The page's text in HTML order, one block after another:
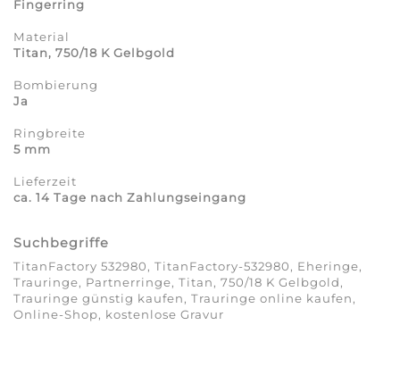
Fingerring
Material
Titan, 750/18 K Gelbgold
Bombierung
Ja
Ringbreite
5 mm
Lieferzeit
ca. 14 Tage nach Zahlungseingang
Suchbegriffe
TitanFactory 532980, TitanFactory-532980, Eheringe,
Trauringe, Partnerringe, Titan, 750/18 K Gelbgold,
Trauringe günstig kaufen, Trauringe online kaufen,
Online-Shop, kostenlose Gravur